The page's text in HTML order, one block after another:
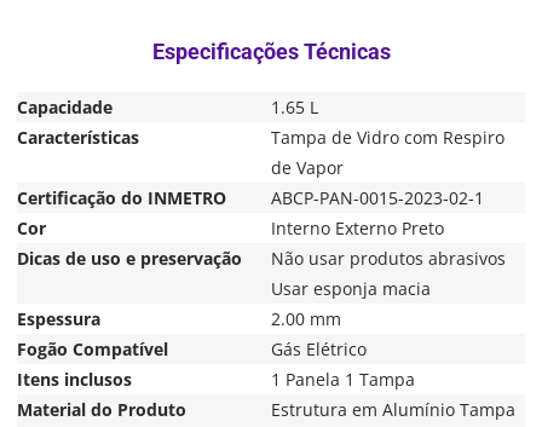
Capacidade
1.65 L
Características
Tampa de Vidro com Respiro
de Vapor
Certificação do INMETRO
ABCP-PAN-0015-2023-02-1
Cor
Interno Externo Preto
Dicas de uso e preservação
Não usar produtos abrasivos
Usar esponja macia
Espessura
2.00 mm
Fogão Compatível
Gás Elétrico
Itens inclusos
1 Panela 1 Tampa
Material do Produto
Estrutura em Alumínio Tampa